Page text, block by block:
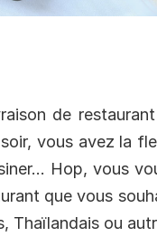
de
vous avez la
Hop, vous
que vous
Thaïlandais ou